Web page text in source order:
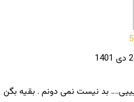
بد نیست نمی دونم . بقیه بگن